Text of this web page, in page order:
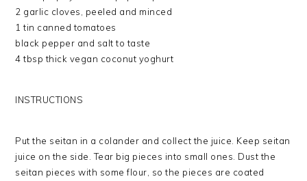
2 garlic cloves, peeled and minced
1 tin canned tomatoes
black pepper and salt to taste
4 tbsp thick vegan coconut yoghurt
INSTRUCTIONS
Put the seitan in a colander and collect the juice. Keep seitan
juice on the side. Tear big pieces into small ones. Dust the
seitan pieces with some flour, so the pieces are coated